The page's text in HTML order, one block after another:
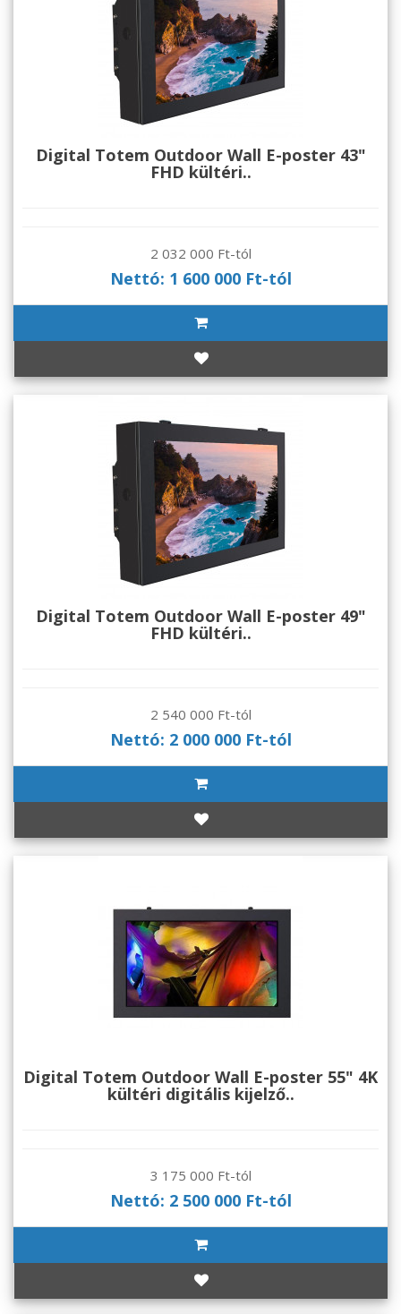
Digital Totem Outdoor Wall E-poster 43"
FHD kültéri..
2 032 000 Ft-tól
Nettó: 1 600 000 Ft-tól
Digital Totem Outdoor Wall E-poster 49"
FHD kültéri..
2 540 000 Ft-tól
Nettó: 2 000 000 Ft-tól
Digital Totem Outdoor Wall E-poster 55" 4K
kültéri digitális kijelző..
3 175 000 Ft-tól
Nettó: 2 500 000 Ft-tól